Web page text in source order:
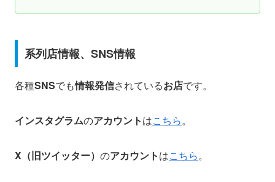
系列店情報、SNS情報
各種SNSでも情報発信されているお店です。
インスタグラムのアカウントはこちら。
X（旧ツイッター） のアカウントはこちら。